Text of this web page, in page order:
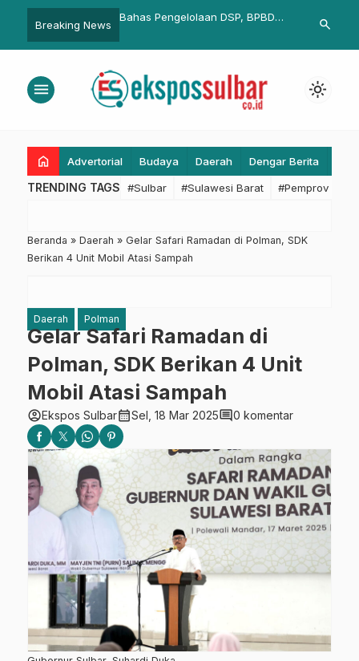
Breaking News
dan
Bahas Pengelolaan DSP, BPBD
Sulbar Tegaskan Komitmen Terus
Tingkatkan Tata Kelola
Pengelolaan Dana Darurat
UPTD BBTPH Sulbar
di BBI Lantora,
search
menu light_mode
home Advertorial Budaya Daerah Dengar Berita
TRENDING TAGS #Sulbar #Sulawesi Barat #Pemprov
Beranda » Daerah » Gelar Safari Ramadan di Polman, SDK
Berikan 4 Unit Mobil Atasi Sampah
Daerah Polman
Gelar Safari Ramadan di
Polman, SDK Berikan 4 Unit
Mobil Atasi Sampah
account_circleEkspos Sulbarcalendar_monthSel, 18 Mar 2025comment0 komentar